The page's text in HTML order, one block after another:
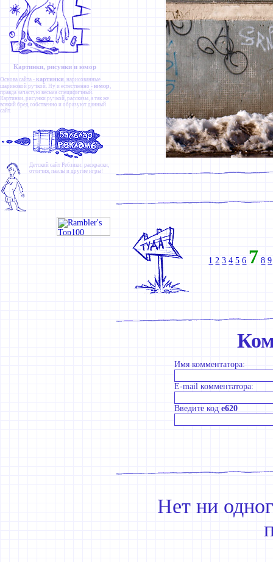
Картинки, рисунки и юмор
Основа сайта - картинки , нарисованные
шариковой ручкой. Ну и естественно - юмор ,
правда зачастую весьма специфичный.
Картинки, рисунки ручкой, рассказы, а так же
всякий бред собственно и образуют данный
сайт.
Детский сайт Ребзики: раскраски,
отличия, пазлы и другие игры!
1 2 3 4 5 6 7 8 9
Имя комментатора:
E-mail комментатора:
Введите код e620
Нет ни